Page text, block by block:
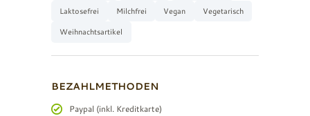
Laktosefrei
Milchfrei Vegan
Vegetarisch
Weihnachtsartikel
BEZAHLMETHODEN
Paypal (inkl. Kreditkarte)